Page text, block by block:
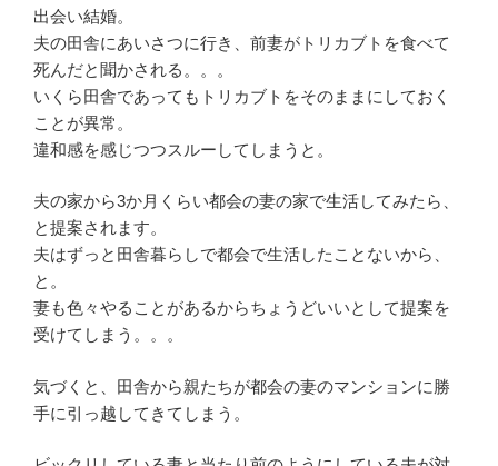
出会い結婚。
夫の田舎にあいさつに行き、前妻がトリカブトを食べて
死んだと聞かされる。。。
いくら田舎であってもトリカブトをそのままにしておく
ことが異常。
違和感を感じつつスルーしてしまうと。
夫の家から3か月くらい都会の妻の家で生活してみたら、
と提案されます。
夫はずっと田舎暮らしで都会で生活したことないから、
と。
妻も色々やることがあるからちょうどいいとして提案を
受けてしまう。。。
気づくと、田舎から親たちが都会の妻のマンションに勝
手に引っ越してきてしまう。